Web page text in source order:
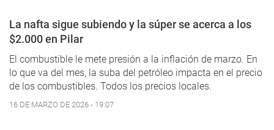
La nafta sigue subiendo y la súper se acerca a los
$2.000 en Pilar
El combustible le mete presión a la inflación de marzo. En
lo que va del mes, la suba del petróleo impacta en el precio
de los combustibles. Todos los precios locales.
16 DE MARZO DE 2026 - 19:07